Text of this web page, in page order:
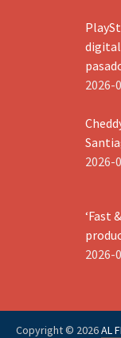
digital
2026-
2026-
‘Fast
2026-
Copyright © 2026AL